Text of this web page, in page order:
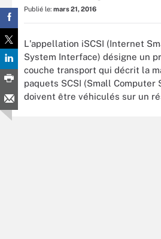
Publié le: mars 21, 2016
L'appellation iSCSI (Internet
System Interface) désigne un
couche transport qui décrit la
paquets SCSI (Small Computer
doivent être véhiculés sur un